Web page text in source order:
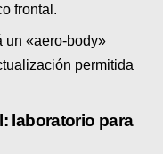
frontal.
un «aero-body»
permitida
laboratorio para